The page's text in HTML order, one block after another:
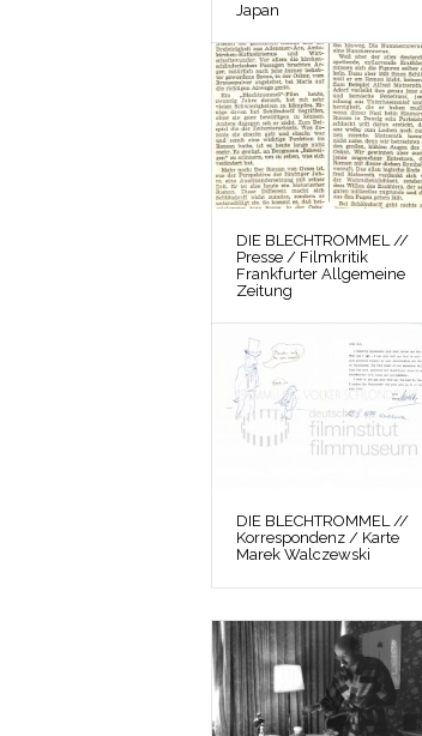
Japan
DIE BLECHTROMMEL //
Presse / Filmkritik
Frankfurter Allgemeine
Zeitung
DIE BLECHTROMMEL //
Korrespondenz / Karte
Marek Walczewski